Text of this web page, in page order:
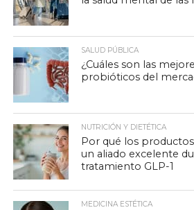
SALUD PÚBLICA
¿Cuáles son las
probióticos del
NUTRICIÓN Y DIETÉTICA
Por qué los
un aliado excelente
tratamiento GLP-1
MEDICINA ESTÉTICA